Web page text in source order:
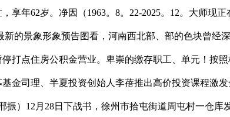
年62岁。净因（1963。8。22-2025。12。大师现
的景象形象预告图看，河南西北部、部的色块曾
点住房公积金营业。卑崇的缴存职工、单元！按照
金司理、半夏投资创始人李蓓推出高价投资课程激
）12月28日下战书，徐州市拾屯街道周屯村一仓